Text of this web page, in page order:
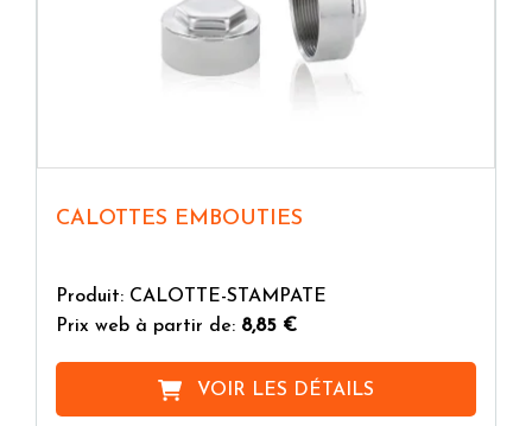
CALOTTES EMBOUTIES
Produit: CALOTTE-STAMPATE
Prix web à partir de: 8,85 €
VOIR LES DÉTAILS